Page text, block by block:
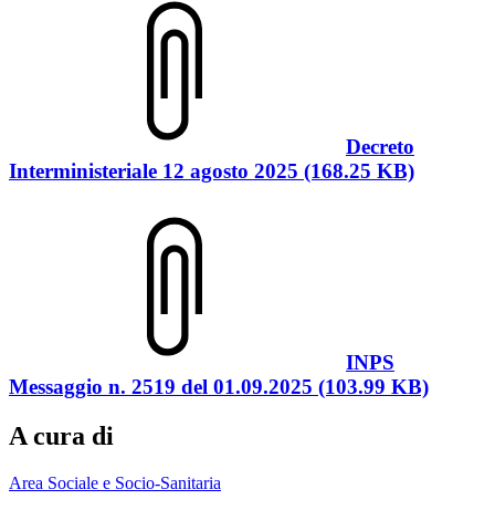
Decreto
Interministeriale 12 agosto 2025 (168.25 KB)
INPS
Messaggio n. 2519 del 01.09.2025 (103.99 KB)
A cura di
Area Sociale e Socio-Sanitaria